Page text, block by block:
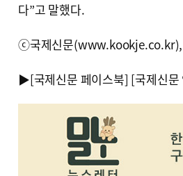
다”고 말했다.
ⓒ국제신문(www.kookje.co.kr),
▶[국제신문 페이스북] [국제신문